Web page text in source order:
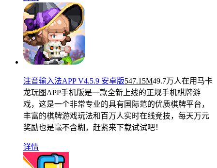
注音输入法APP V4.5.9 安卓版547.15M49.7万人在用 马卡
龙玩图APP手机版是一款全新上线的正规手机棋牌游
戏，这是一个非常专业的具有国际范的优质棋牌平台，
丰富的棋牌游戏玩法和百万人实时在线竞技，每天万元
奖励也是毫不含糊，赶紧来下载试试吧！
详情